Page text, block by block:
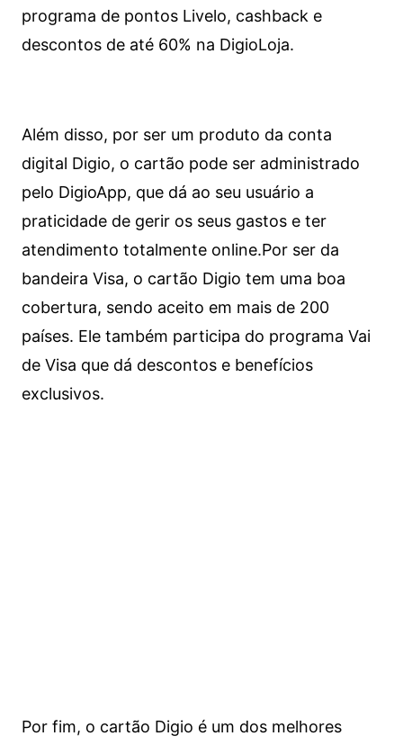
programa de pontos Livelo, cashback e
descontos de até 60% na DigioLoja.
Além disso, por ser um produto da conta
digital Digio, o cartão pode ser administrado
pelo DigioApp, que dá ao seu usuário a
praticidade de gerir os seus gastos e ter
atendimento totalmente online.Por ser da
bandeira Visa, o cartão Digio tem uma boa
cobertura, sendo aceito em mais de 200
países. Ele também participa do programa Vai
de Visa que dá descontos e benefícios
exclusivos.
Por fim, o cartão Digio é um dos melhores